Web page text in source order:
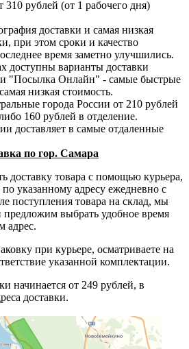
310 рублей (от 1 рабочего дня)
доставки и самая низкая
при этом сроки и качество
время заметно улучшились.
доступны варианты доставки
"Посылка Онлайн" - самые быстрые
низкая стоимость.
города России от 210 рублей
160 рублей в отделение.
доставляет в самые отдаленные
по гор. Самара
доставку товара с помощью курьера,
указанному адресу ежедневно с
поступления товара на склад, мы
предложим выбрать удобное время
адрес.
при курьере, осматриваете на
указанной комплектации.
начинается от 249 рублей, в
доставки.